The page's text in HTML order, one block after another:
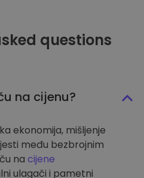
questions
na cijenu?
ekonomija, mišljenje
među bezbrojnim
na cijene
ulagači i pametni